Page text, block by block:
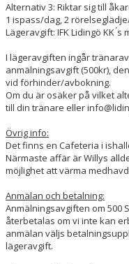
Alternativ 3: Riktar sig till
1 ispass/dag, 2
Lägeravgift: IFK Lidingö KK ́s
I lägeravgiften ingår
anmälningsavgift (500kr),
vid förhinder/avbokning.
Om du är osäker på vilket
till din tränare eller
Övrig info:
Det finns en Cafeteria i
Närmaste affär är Willys
möjlighet att värma
Anmälan och betalning:
Anmälningsavgiften om 500
återbetalas om vi inte kan
anmälan väljs
lägeravgift.